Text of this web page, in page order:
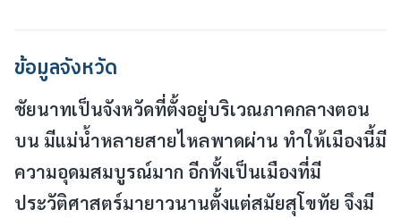
ข้อมูลจังหวัด
ชัยนาทเป็นจังหวัดที่ตั้งอยู่บริเวณภาคกลางตอน
บน มีแม่น้ำหลายสายไหลพาดผ่าน ทำให้เมืองนี้มี
ความอุดมสมบูรณ์มาก อีกทั้งเป็นเมืองที่มี
ประวัติศาสตร์มายาวนานตั้งแต่สมัยสุโขทัย จึงมี